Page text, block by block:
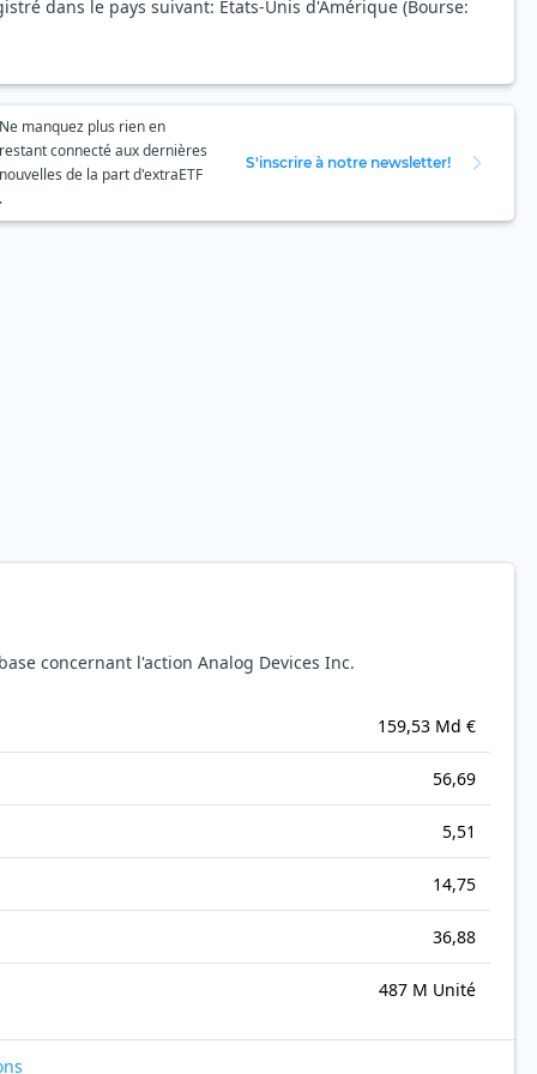
dans le pays suivant: États-Unis d'Amérique (Bourse:
Ne manquez plus rien en
restant connecté aux dernières
nouvelles de la part d'extraETF
.
S'inscrire à notre newsletter!
concernant l'action Analog Devices Inc.
159,53 Md €
56,69
5,51
14,75
36,88
487 M Unité